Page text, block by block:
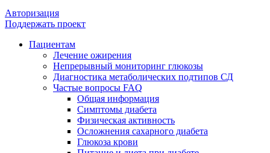
Авторизация
Поддержать проект
Пациентам
Лечение ожирения
Непрерывный мониторинг глюкозы
Диагностика метаболических подтипов СД
Частые вопросы FAQ
Общая информация
Симптомы диабета
Физическая активность
Осложнения сахарного диабета
Глюкоза крови